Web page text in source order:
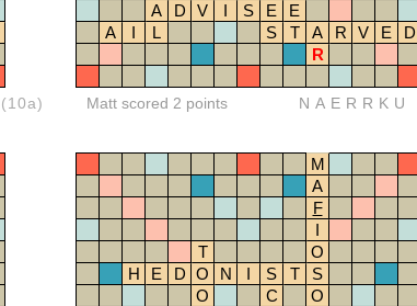
(10a)
A
D V I S E
E
A
I L S T A R V E
D
R
Matt scored 2 points NAERRKU
M
A
F
I
T
O
H
E D O N I S T
S
O
C
O